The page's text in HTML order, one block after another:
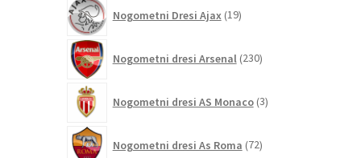
Nogometni Dresi Ajax 19izdelkov
Nogometni dresi Arsenal 230izdelkov
Nogometni dresi AS Monaco 3izdelki
Nogometni dresi As Roma 72izdelkov